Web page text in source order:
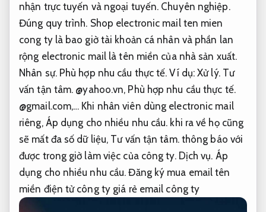
nhận trực tuyến và ngoại tuyến. Chuyên nghiệp.
Đúng quy trình. Shop electronic mail ten mien
cong ty là bao giờ tài khoản cá nhân và phần lan
rộng electronic mail là tên miền của nhà sản xuất.
Nhân sự. Phù hợp nhu cầu thực tế. Ví dụ:Xử lý. Tư
vấn tận tâm. @yahoo.vn, Phù hợp nhu cầu thực tế.
@gmail.com,… Khi nhân viên dùng electronic mail
riêng, Áp dụng cho nhiều nhu cầu. khi ra về họ cũng
sẽ mất đa số dữ liệu, Tư vấn tận tâm.thông báo với
được trong giờ làm việc của công ty. Dịch vụ. Áp
dụng cho nhiều nhu cầu. Đăng ký mua email tên
miền điện tử công ty giá rẻ email công ty